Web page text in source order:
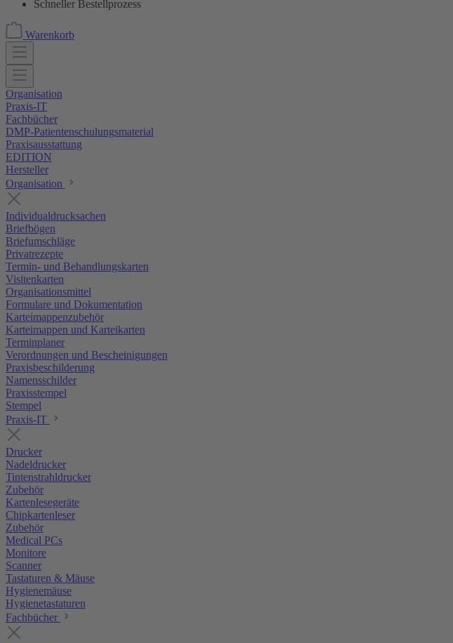
Schneller Bestellprozess
Warenkorb
Organisation
Praxis-IT
Fachbücher
DMP-Patientenschulungsmaterial
Praxisausstattung
EDITION
Hersteller
Organisation
Individualdrucksachen
Briefbögen
Briefumschläge
Privatrezepte
Termin- und Behandlungskarten
Visitenkarten
Organisationsmittel
Formulare und Dokumentation
Karteimappenzubehör
Karteimappen und Karteikarten
Terminplaner
Verordnungen und Bescheinigungen
Praxisbeschilderung
Namensschilder
Praxisstempel
Stempel
Praxis-IT
Drucker
Nadeldrucker
Tintenstrahldrucker
Zubehör
Kartenlesegeräte
Chipkartenleser
Zubehör
Medical PCs
Monitore
Scanner
Tastaturen & Mäuse
Hygienemäuse
Hygienetastaturen
Fachbücher